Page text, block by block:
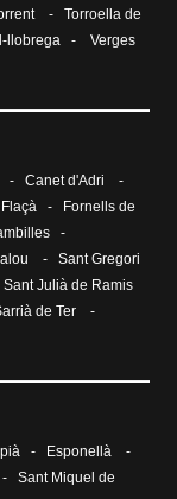
- Torroella de
llobrega - Verges
- Canet d'Adri
-
Flaçà -
Fornells de
-
- Sant Gregori
Sant Julià de Ramis
de Ter -
- Esponellà
-
- Sant Miquel de